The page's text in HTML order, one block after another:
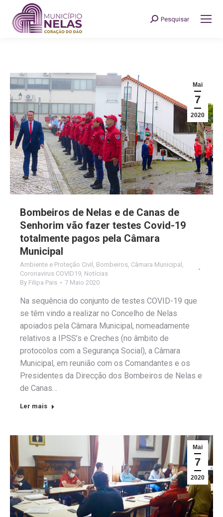
Search:
Pesquisar
Mai
7
2020
Bombeiros de Nelas e de Canas de
Senhorim vão fazer testes Covid-19
totalmente pagos pela Câmara
Municipal
Ambiente e Proteção Civil , Bombeiros, Câmara Municipal ,
Coronavirus COVID19, Notícias
By Filipa Pais 7 Maio 2020
Na sequência do conjunto de testes COVID-19 que
se têm vindo a realizar no Concelho de Nelas
apoiados pela Câmara Municipal, nomeadamente
relativos a IPSS’s e Creches (no âmbito de
protocolos com a Segurança Social), a Câmara
Municipal, em reunião com os Comandantes e os
Presidentes da Direcção dos Bombeiros de Nelas e
de Canas…
Ler mais
Mai
7
2020